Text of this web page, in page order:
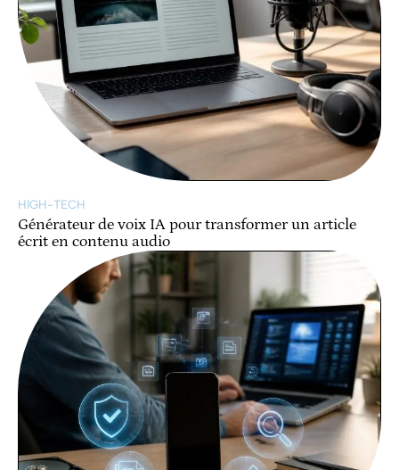
HIGH-TECH
Générateur de voix IA pour transformer un article
écrit en contenu audio